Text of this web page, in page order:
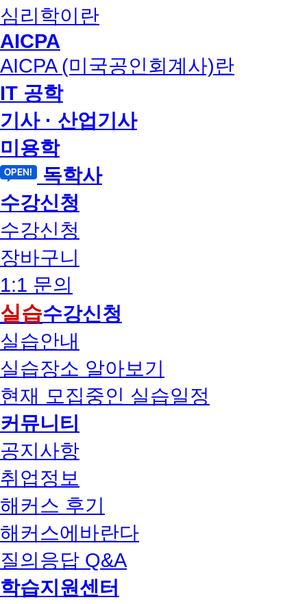
심리학이란
AICPA
AICPA (미국공인회계사)란
IT 공학
기사 · 산업기사
미용학
독학사
수강신청
수강신청
장바구니
1:1 문의
실습수강신청
실습안내
실습장소 알아보기
현재 모집중인 실습일정
커뮤니티
공지사항
취업정보
해커스 후기
해커스에바란다
질의응답 Q&A
학습지원센터